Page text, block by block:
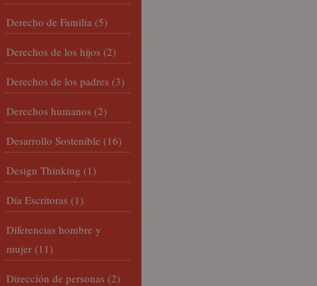
Derecho de Familia (5)
Derechos de los hijos (2)
Derechos de los padres (3)
Derechos humanos (2)
Desarrollo Sostenible (16)
Design Thinking (1)
Día Escritoras (1)
Diferencias hombre y
mujer (11)
Dirección de personas (2)